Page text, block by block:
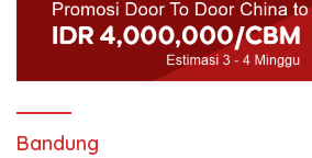
Bandung